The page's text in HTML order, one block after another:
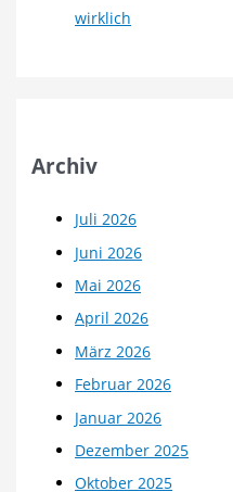
wirklich
Archiv
Juli 2026
Juni 2026
Mai 2026
April 2026
März 2026
Februar 2026
Januar 2026
Dezember 2025
Oktober 2025